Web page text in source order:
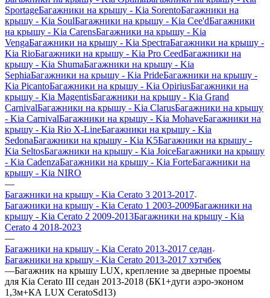
SportageБагажники на крышу - Kia SorentoБагажники на
крышу - Kia SoulБагажники на крышу - Kia Cee'dБагажники
на крышу - Kia CarensБагажники на крышу - Kia
VengaБагажники на крышу - Kia SpectraБагажники на крышу -
Kia RioБагажники на крышу - Kia Pro CeedБагажники на
крышу - Kia ShumaБагажники на крышу - Kia
SephiaБагажники на крышу - Kia PrideБагажники на крышу -
Kia PicantoБагажники на крышу - Kia OpiriusБагажники на
крышу - Kia MagentisБагажники на крышу - Kia Grand
CarnivalБагажники на крышу - Kia ClarusБагажники на крышу
- Kia CarnivalБагажники на крышу - Kia MohaveБагажники на
крышу - Kia Rio X-LineБагажники на крышу - Kia
SedonaБагажники на крышу - Kia K5Багажники на крышу -
Kia SeltosБагажники на крышу - Kia JoiceБагажники на крышу
- Kia CadenzaБагажники на крышу - Kia ForteБагажники на
крышу - Kia NIRO
—
Багажники на крышу - Kia Cerato 3 2013-2017
Багажники на крышу - Kia Cerato 1 2003-2009Багажники на
крышу - Kia Cerato 2 2009-2013Багажники на крышу - Kia
Cerato 4 2018-2023
—
Багажники на крышу - Kia Cerato 2013-2017 седан
Багажники на крышу - Kia Cerato 2013-2017 хэтчбек
—Багажник на крышу LUX, крепление за дверные проемы
для Kia Cerato III седан 2013-2018 (БК1+дуги аэро-эконом
1,3м+КА LUX CeratoSd13)